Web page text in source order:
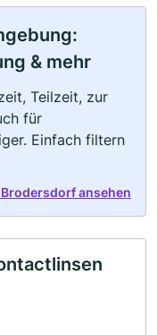
& mehr
Teilzeit, zur
für
Einfach filtern
ansehen